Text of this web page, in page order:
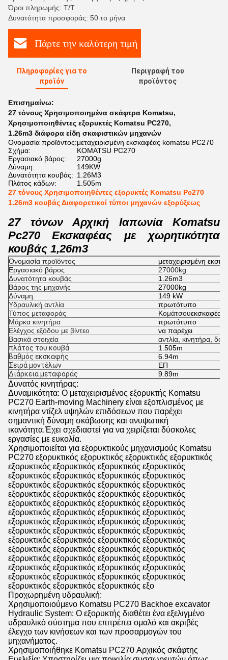
Όροι πληρωμής: Τ/Τ
Δυνατότητα προσφοράς: 50 το μήνα
Πάρτε την καλύτερη τιμή
Πληροφορίες για το
προϊόν
Περιγραφή του
προϊόντος
Επισημαίνω:
27 τόνους Χρησιμοποιημένα σκάφτρα Komatsu,
Χρησιμοποιηθέντες εξορυκτές Komatsu PC270,
1.26m3 διάφορα είδη σκαφιστικών μηχανών
Ονομασία προϊόντος:μεταχειρισμένη εκσκαφέας komatsu PC270
Σχήμα:
KOMATSU PC270
Εργασιακό βάρος:
27000g
Δύναμη:
149KW
Δυνατότητα κουβάς: 1.26M3
Πλάτος κάδων:
1.505m
27 τόνους Χρησιμοποιηθέντες εξορυκτές Komatsu Pc270
1.26m3 κουβάς Διαφορετικοί τύποι μηχανών εξορύξεως
27 τόνων Αρχική Ιαπωνία Komatsu
Pc270 Εκσκαφέας με χωρητικότητα
κουβάς 1,26m3
Ονομασία προϊόντος
μεταχειρισμένη
Εργασιακό βάρος
27000kg
Δυνατότητα κουβάς
1.26m3
Βάρος της μηχανής
27000kg
Δύναμη
149 kW
Υδραυλική αντλία
πρωτότυπο
Τύπος μεταφοράς
Κομάτσουεκσκαφέας
Μάρκα κινητήρα
πρωτότυπο
Ελέγχος εξόδου με βίντεο
να παρέχει
Βασικά στοιχεία
αντλία, κινητήρα,
πλάτος του κουβά
1.505m
Βαθμός εκσκαφής
6.94m
Σειρά μοντέλων
ΕΠ
Διάρκεια μεταφοράς
9.89m
Δυνατός κινητήρας:
Δυναμικότητα: Ο μεταχειρισμένος εξορυκτής Komatsu
PC270 Earth-moving Machinery είναι εξοπλισμένος με
κινητήρα ντίζελ υψηλών επιδόσεων που παρέχει
σημαντική δύναμη σκάβωσης και ανυψωτική
ικανότητα.Έχει σχεδιαστεί για να χειρίζεται δύσκολες
εργασίες με ευκολία.
Χρησιμοποιείται για εξορυκτικούς μηχανισμούς Komatsu
PC270 εξορυκτικός εξορυκτικός εξορυκτικός εξορυκτικός
εξορυκτικός εξορυκτικός εξορυκτικός εξορυκτικός
εξορυκτικός εξορυκτικός εξορυκτικός εξορυκτικός
εξορυκτικός εξορυκτικός εξορυκτικός εξορυκτικός
εξορυκτικός εξορυκτικός εξορυκτικός εξορυκτικός
εξορυκτικός εξορυκτικός εξορυκτικός εξορυκτικός
εξορυκτικός εξορυκτικός εξορυκτικός εξορυκτικός
εξορυκτικός εξορυκτικός εξορυκτικός εξορυκτικός
εξορυκτικός εξορυκτικός εξορυκτικός εξορυκτικός
εξορυκτικός εξορυκτικός εξορυκτικός εξορυκτικός
εξορυκτικός εξορυκτικός εξορυκτικός εξορυκτικός
εξορυκτικός εξορυκτικός εξορυκτικός εξορυκτικός
εξορυκτικός εξορυκτικός εξορυκτικός εξορυκτικός
εξορυκτικός εξορυκτικός εξορυκτικός εξορυκτικός
εξορυκτικός εξορυκτικός εξορυκτικός εξο
Προχωρημένη υδραυλική:
Χρησιμοποιούμενο Komatsu PC270 Backhoe excavator
Hydraulic System: Ο εξορυκτής διαθέτει ένα εξελιγμένο
υδραυλικό σύστημα που επιτρέπει ομαλό και ακριβές
έλεγχο των κινήσεων και των προσαρμογών του
μηχανήματος.
Χρησιμοποιήθηκε Komatsu PC270 Αρχικός σκάφτης